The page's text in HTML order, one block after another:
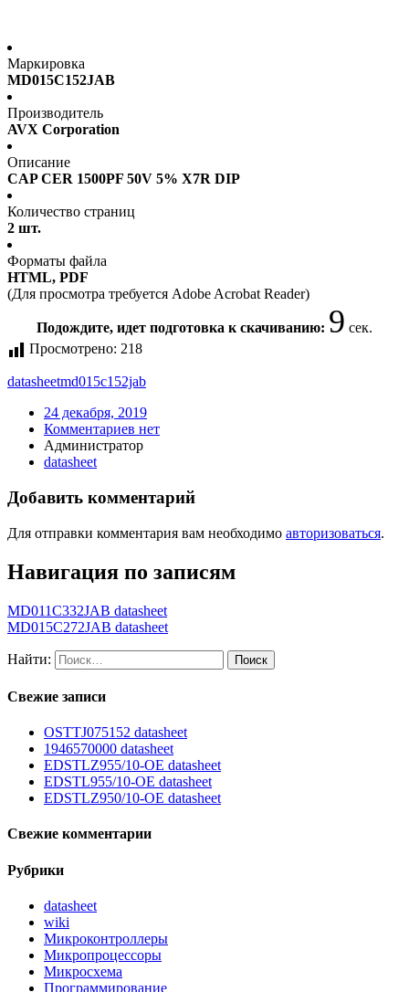
Маркировка
MD015C152JAB
Производитель
AVX Corporation
Описание
CAP CER 1500PF 50V 5% X7R DIP
Количество страниц
2 шт.
Форматы файла
HTML, PDF
(Для просмотра требуется Adobe Acrobat Reader)
Подождите, идет подготовка к скачиванию: 9 сек.
Просмотрено: 218
datasheetmd015c152jab
24 декабря, 2019
Комментариев нет
Администратор
datasheet
Добавить комментарий
Для отправки комментария вам необходимо авторизоваться.
Навигация по записям
MD011C332JAB datasheet
MD015C272JAB datasheet
Найти:
Свежие записи
OSTTJ075152 datasheet
1946570000 datasheet
EDSTLZ955/10-OE datasheet
EDSTL955/10-OE datasheet
EDSTLZ950/10-OE datasheet
Свежие комментарии
Рубрики
datasheet
wiki
Микроконтроллеры
Микропроцессоры
Микросхема
Программирование